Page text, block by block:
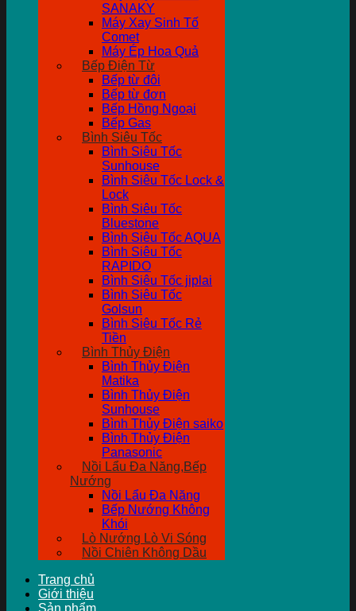
SANAKY
Máy Xay Sinh Tố
Comet
Máy Ép Hoa Quả
Bếp Điện Từ
Bếp từ đôi
Bếp từ đơn
Bếp Hồng Ngoại
Bếp Gas
Bình Siêu Tốc
Bình Siêu Tốc
Sunhouse
Bình Siêu Tốc Lock &
Lock
Bình Siêu Tốc
Bluestone
Bình Siêu Tốc AQUA
Bình Siêu Tốc
RAPIDO
Bình Siêu Tốc jiplai
Bình Siêu Tốc
Golsun
Bình Siêu Tốc Rẻ
Tiền
Bình Thủy Điện
Bình Thủy Điện
Matika
Bình Thủy Điện
Sunhouse
Bình Thủy Điện saiko
Bình Thủy Điện
Panasonic
Nồi Lẩu Đa Năng,Bếp
Nướng
Nồi Lẩu Đa Năng
Bếp Nướng Không
Khói
Lò Nướng Lò Vi Sóng
Nồi Chiên Không Dầu
Trang chủ
Giới thiệu
Sản phẩm